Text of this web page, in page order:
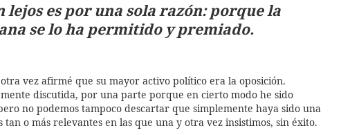
lejos es por una sola razón: porque la
se lo ha permitido y premiado.
vez afirmé que su mayor activo político era la oposición.
discutida, por una parte porque en cierto modo he sido
no podemos tampoco descartar que simplemente haya sido una
o más relevantes en las que una y otra vez insistimos, sin éxito.